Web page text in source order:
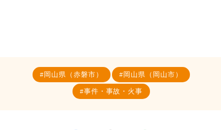
岡山県（赤磐市） 岡山県（岡山市）
事件・事故・火事